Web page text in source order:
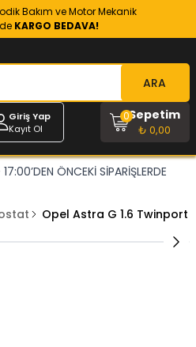
Bakım ve Motor Mekanik
KARGO BEDAVA!
ARA
Giriş Yap
Kayıt Ol
Sepetim
₺ 0,00
0
ÖNCEKİ SİPARİŞLERDE
Opel Astra G 1.6 Twinport